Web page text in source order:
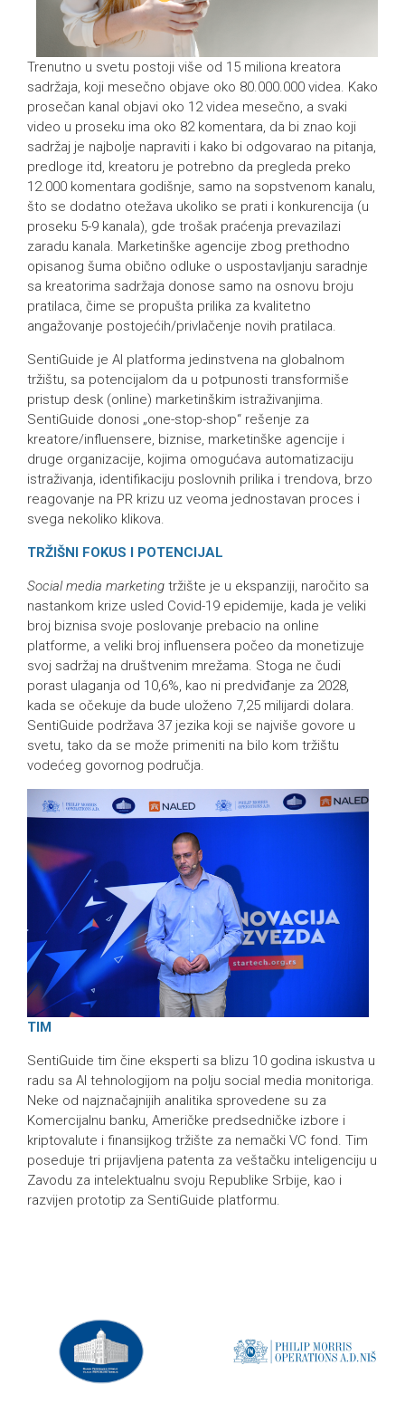
Trenutno u svetu postoji više od 15 miliona kreatora
sadržaja, koji mesečno objave oko 80.000.000 videa. Kako
prosečan kanal objavi oko 12 videa mesečno, a svaki
video u proseku ima oko 82 komentara, da bi znao koji
sadržaj je najbolje napraviti i kako bi odgovarao na pitanja,
predloge itd, kreatoru je potrebno da pregleda preko
12.000 komentara godišnje, samo na sopstvenom kanalu,
što se dodatno otežava ukoliko se prati i konkurencija (u
proseku 5-9 kanala), gde trošak praćenja prevazilazi
zaradu kanala. Marketinške agencije zbog prethodno
opisanog šuma obično odluke o uspostavljanju saradnje
sa kreatorima sadržaja donose samo na osnovu broju
pratilaca, čime se propušta prilika za kvalitetno
angažovanje postojećih/privlačenje novih pratilaca.
SentiGuide je AI platforma jedinstvena na globalnom
tržištu, sa potencijalom da u potpunosti transformiše
pristup desk (online) marketinškim istraživanjima.
SentiGuide donosi „one-stop-shop“ rešenje za
kreatore/influensere, biznise, marketinške agencije i
druge organizacije, kojima omogućava automatizaciju
istraživanja, identifikaciju poslovnih prilika i trendova, brzo
reagovanje na PR krizu uz veoma jednostavan proces i
svega nekoliko klikova.
TRŽIŠNI FOKUS I POTENCIJAL
Social media marketing tržište je u ekspanziji, naročito sa
nastankom krize usled Covid-19 epidemije, kada je veliki
broj biznisa svoje poslovanje prebacio na online
platforme, a veliki broj influensera počeo da monetizuje
svoj sadržaj na društvenim mrežama. Stoga ne čudi
porast ulaganja od 10,6%, kao ni predviđanje za 2028,
kada se očekuje da bude uloženo 7,25 milijardi dolara.
SentiGuide podržava 37 jezika koji se najviše govore u
svetu, tako da se može primeniti na bilo kom tržištu
vodećeg govornog područja.
TIM
SentiGuide tim čine eksperti sa blizu 10 godina iskustva u
radu sa AI tehnologijom na polju social media monitoriga.
Neke od najznačajnijih analitika sprovedene su za
Komercijalnu banku, Američke predsedničke izbore i
kriptovalute i finansijkog tržište za nemački VC fond. Tim
poseduje tri prijavljena patenta za veštačku inteligenciju u
Zavodu za intelektualnu svoju Republike Srbije, kao i
razvijen prototip za SentiGuide platformu.